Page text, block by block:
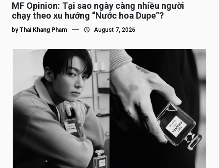
MF Opinion: Tại sao ngày càng nhiều người
chạy theo xu hướng “Nước hoa Dupe”?
by Thai Khang Pham August 7, 2026